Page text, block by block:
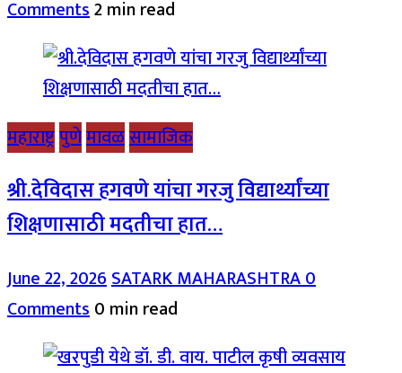
Comments2 min read
महाराष्ट्रपुणेमावळसामाजिक
श्री.देविदास हगवणे यांचा गरजु विद्यार्थ्यांच्या
शिक्षणासाठी मदतीचा हात…
June 22, 2026SATARK MAHARASHTRA0
Comments0 min read